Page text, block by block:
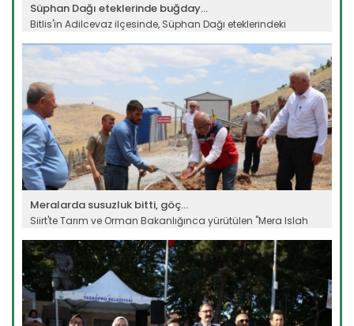
Süphan Dağı eteklerinde buğday...
Bitlis'in Adilcevaz ilçesinde, Süphan Dağı eteklerindeki
Devamını Oku ->
Meralarda susuzluk bitti, göç...
Siirt'te Tarım ve Orman Bakanlığınca yürütülen "Mera Islah
Devamını Oku ->